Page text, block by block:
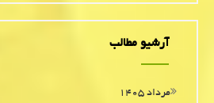
آرشیو مطالب
مرداد ۱۴۰۵